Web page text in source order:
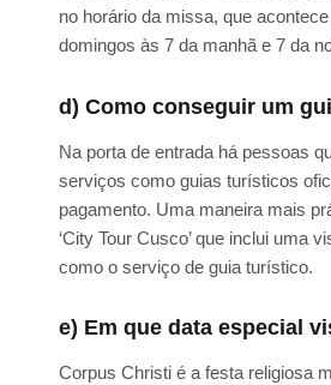
no horário da missa, que
domingos às 7 da manhã e 7 da
d) Como conseguir um
Na porta de entrada há pessoas
serviços como guias turísticos
pagamento. Uma maneira mais
‘City Tour Cusco’ que inclui uma
como o serviço de guia turístico.
e) Em que data especial
Corpus Christi é a festa religiosa